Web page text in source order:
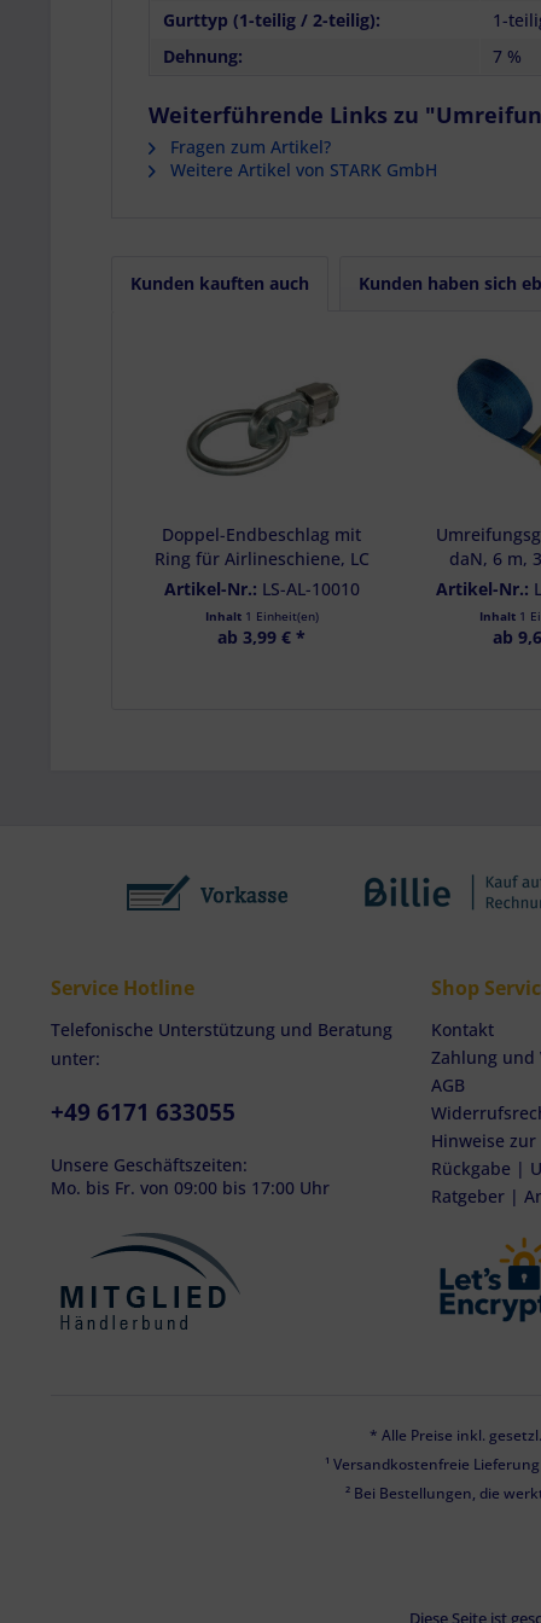
Gurttyp (1-teilig / 2-teilig):
1-
Dehnung:
7 %
Weiterführende Links zu
Fragen zum Artikel?
Weitere Artikel von STARK GmbH
Kunden kauften auch Kunden haben sich
Doppel-Endbeschlag mit
Ring für Airlineschiene, LC
1100 daN
Artikel-Nr.: LS-AL-10010
Inhalt 1 Einheit(en)
ab 3,99 € *
daN, 6 m,
Artikel-Nr.:
Inhalt 1
ab
Service Hotline
Telefonische Unterstützung und Beratung
unter:
+49 6171 633055
Unsere Geschäftszeiten:
Mo. bis Fr. von 09:00 bis 17:00 Uhr
Shop
Kontakt
Zahlung und
AGB
Hinweise
Rückgabe |
Ratgeber |
* Alle Preise inkl.
¹ Versandkostenfreie
² Bei Bestellungen, die
Diese Seite ist
Verwendung